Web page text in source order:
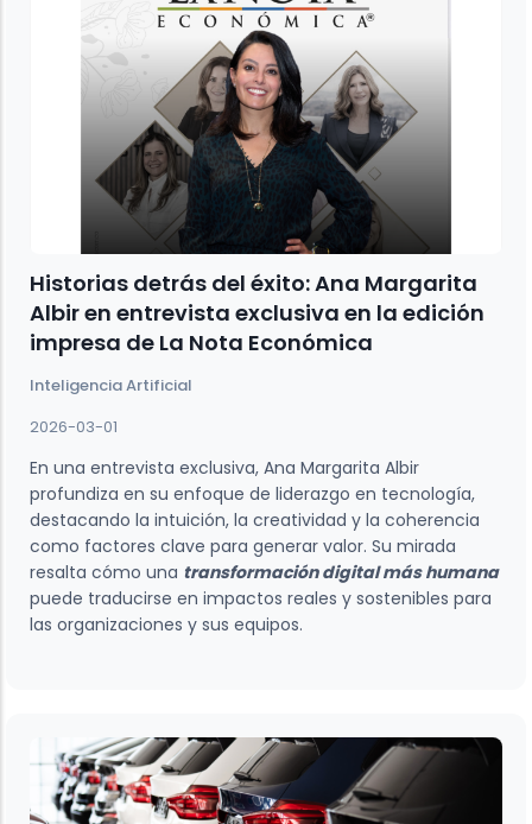
Historias detrás del éxito: Ana Margarita
Albir en entrevista exclusiva en la edición
impresa de La Nota Económica
Inteligencia Artificial
2026-03-01
En una entrevista exclusiva, Ana Margarita Albir
profundiza en su enfoque de liderazgo en tecnología,
destacando la intuición, la creatividad y la coherencia
como factores clave para generar valor. Su mirada
resalta cómo una transformación digital más humana
puede traducirse en impactos reales y sostenibles para
las organizaciones y sus equipos.